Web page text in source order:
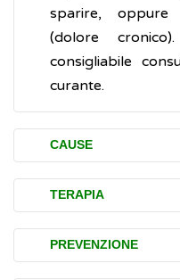
sparire,
(dolore
consigliabile
curante.
CAUSE
La maggior parte
collo è causata
dischi
TERAPIA
Allungamento e
PREVENZIONE